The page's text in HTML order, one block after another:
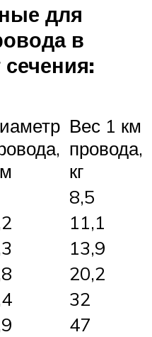
для
в
Вес 1 км
провода,
кг
8,5
11,1
13,9
20,2
32
47